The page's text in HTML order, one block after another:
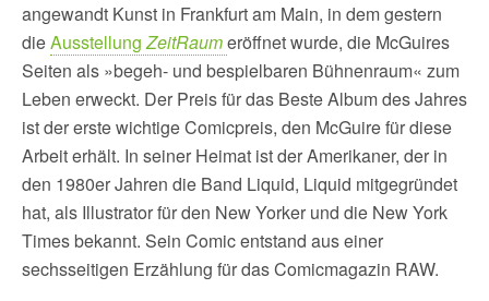
angewandt Kunst in Frankfurt am Main, in dem gestern
dieAusstellungZeitRaumeröffnet wurde, die McGuires
Seiten als »begeh- und bespielbaren Bühnenraum« zum
Leben erweckt. Der Preis für das Beste Album des Jahres
ist der erste wichtige Comicpreis, den McGuire für diese
Arbeit erhält. In seiner Heimat ist der Amerikaner, der in
den 1980er Jahren die Band Liquid, Liquid mitgegründet
hat, als Illustrator für den New Yorker und die New York
Times bekannt. Sein Comic entstand aus einer
sechsseitigen Erzählung für das Comicmagazin RAW.